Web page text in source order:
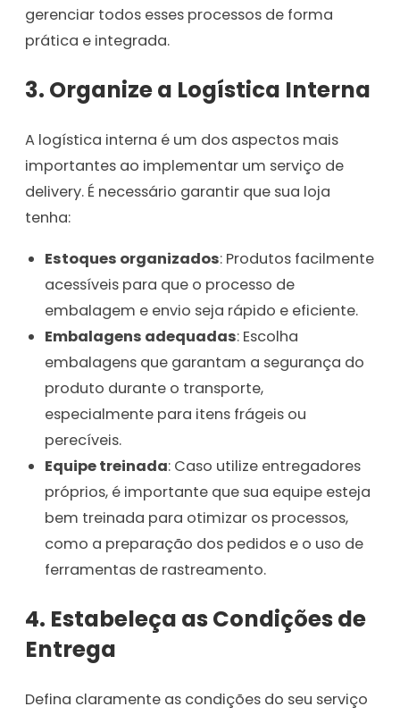
gerenciar todos esses processos de forma
prática e integrada.
3. Organize a Logística Interna
A logística interna é um dos aspectos mais
importantes ao implementar um serviço de
delivery. É necessário garantir que sua loja
tenha:
Estoques organizados: Produtos facilmente
acessíveis para que o processo de
embalagem e envio seja rápido e eficiente.
Embalagens adequadas: Escolha
embalagens que garantam a segurança do
produto durante o transporte,
especialmente para itens frágeis ou
perecíveis.
Equipe treinada: Caso utilize entregadores
próprios, é importante que sua equipe esteja
bem treinada para otimizar os processos,
como a preparação dos pedidos e o uso de
ferramentas de rastreamento.
4. Estabeleça as Condições de
Entrega
Defina claramente as condições do seu serviço